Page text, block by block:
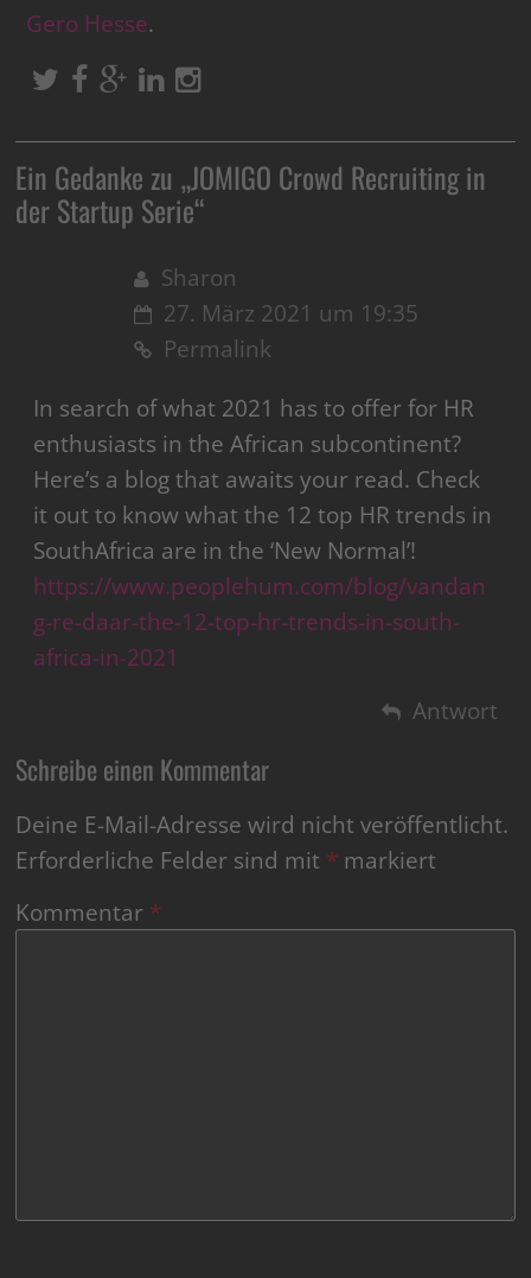
Gero Hesse.
Ein Gedanke zu „JOMIGO Crowd Recruiting in
der Startup Serie“
Sharon
27. März 2021 um 19:35
Permalink
In search of what 2021 has to offer for HR
enthusiasts in the African subcontinent?
Here’s a blog that awaits your read. Check
it out to know what the 12 top HR trends in
SouthAfrica are in the ‘New Normal’!
https://www.peoplehum.com/blog/vandan
g-re-daar-the-12-top-hr-trends-in-south-
africa-in-2021
Antwort
Schreibe einen Kommentar
Deine E-Mail-Adresse wird nicht veröffentlicht.
Erforderliche Felder sind mit * markiert
Kommentar *